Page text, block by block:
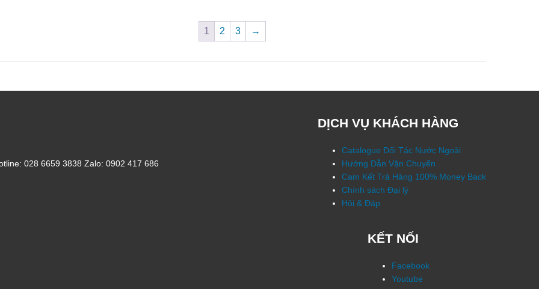
1 2 3 →
028 6659 3838 Zalo: 0902 417 686
DỊCH VỤ KHÁCH HÀNG
Catalogue Đối Tác Nước Ngoài
Hướng Dẫn Vận Chuyển
Cam Kết Trả Hàng 100% Money Back
Chính sách Đại lý
Hỏi & Đáp
KẾT NỐI
Facebook
Youtube